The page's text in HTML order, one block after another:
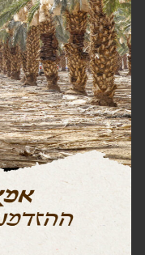
לא כולל
מתחת לגיל
נוהל כניסה
כניסה- ביום
יציאה- ביום
בשבת – ניתן